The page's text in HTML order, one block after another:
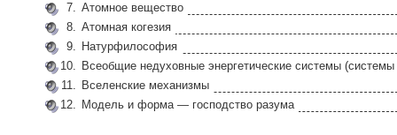
7. Атомное вещество
8. Атомная когезия
9. Натурфилософия
10. Всеобщие недуховные энергетические системы
11. Вселенские механизмы
12. Модель и форма — господство разума